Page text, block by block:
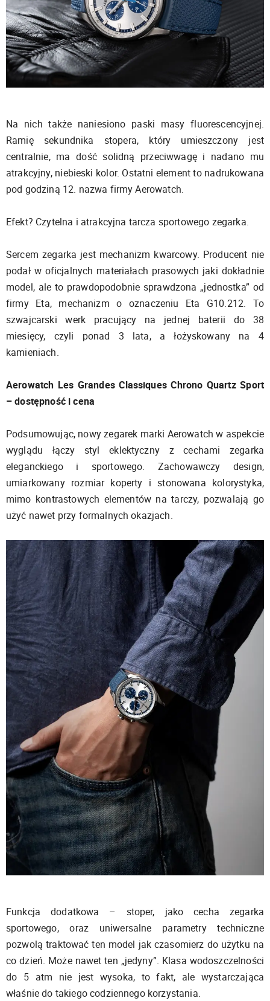
Na nich także naniesiono paski masy fluorescencyjnej.
Ramię sekundnika stopera, który umieszczony jest
centralnie, ma dość solidną przeciwwagę i nadano mu
atrakcyjny, niebieski kolor. Ostatni element to nadrukowana
pod godziną 12. nazwa firmy Aerowatch.
Efekt? Czytelna i atrakcyjna tarcza sportowego zegarka.
Sercem zegarka jest mechanizm kwarcowy. Producent nie
podał w oficjalnych materiałach prasowych jaki dokładnie
model, ale to prawdopodobnie sprawdzona „jednostka” od
firmy Eta, mechanizm o oznaczeniu Eta G10.212. To
szwajcarski werk pracujący na jednej baterii do 38
miesięcy, czyli ponad 3 lata, a łożyskowany na 4
kamieniach.
Aerowatch Les Grandes Classiques Chrono Quartz Sport
– dostępność i cena
Podsumowując, nowy zegarek marki Aerowatch w aspekcie
wyglądu łączy styl eklektyczny z cechami zegarka
eleganckiego i sportowego. Zachowawczy design,
umiarkowany rozmiar koperty i stonowana kolorystyka,
mimo kontrastowych elementów na tarczy, pozwalają go
użyć nawet przy formalnych okazjach.
Funkcja dodatkowa – stoper, jako cecha zegarka
sportowego, oraz uniwersalne parametry techniczne
pozwolą traktować ten model jak czasomierz do użytku na
co dzień. Może nawet ten „jedyny”. Klasa wodoszczelności
do 5 atm nie jest wysoka, to fakt, ale wystarczająca
właśnie do takiego codziennego korzystania.